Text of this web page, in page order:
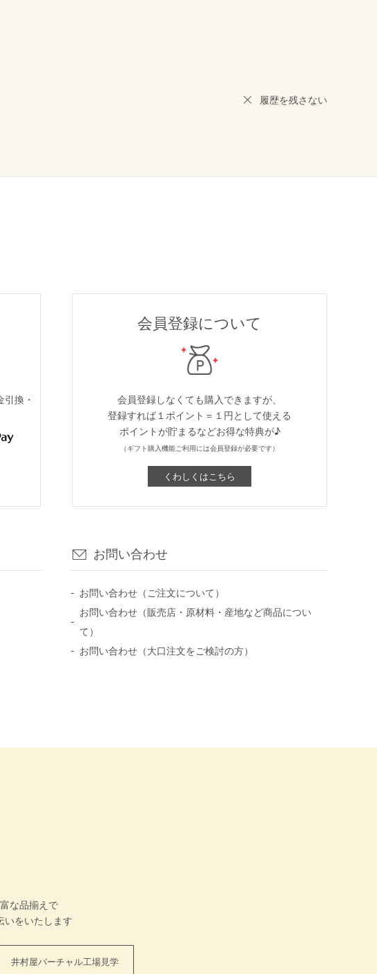
履歴を残さない
換・
会員登録について
会員登録しなくても購入できますが、
登録すれば１ポイント＝１円として使える
ポイントが貯まるなどお得な特典が♪
（ギフト購入機能ご利用には会員登録が必要です）
くわしくはこちら
お問い合わせ
お問い合わせ（ご注文について）
お問い合わせ（販売店・原材料・産地など商品につい
て）
お問い合わせ（大口注文をご検討の方）
な品揃えで
いをいたします
井村屋バーチャル工場見学